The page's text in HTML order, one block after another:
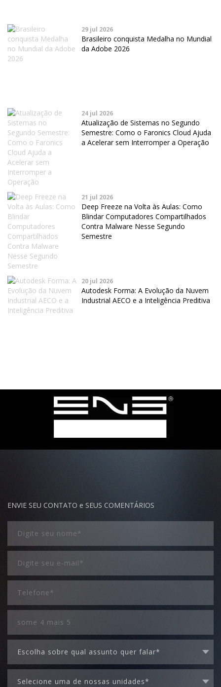
29 jul 2026
Brasileiro conquista Medalha no Mundial
da Adobe 2026
24 jul 2026
Atualização de Sistemas no Segundo
Semestre: Como o Faronics Cloud Ajuda
a Acelerar sem Interromper a Operação
21 jul 2026
Deep Freeze na Volta às Aulas: Como
Blindar Computadores Compartilhados
Contra Malware Nesse Segundo
Semestre
20 jul 2026
Autodesk Forma: A Evolução da Nuvem
Industrial AECO e a Inteligência Preditiva
ENVIE SEU CONTATO e SEUS COMENTÁRIOS